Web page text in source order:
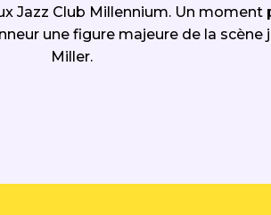
Jazz Club Millennium. Un moment
une figure majeure de la
Miller.